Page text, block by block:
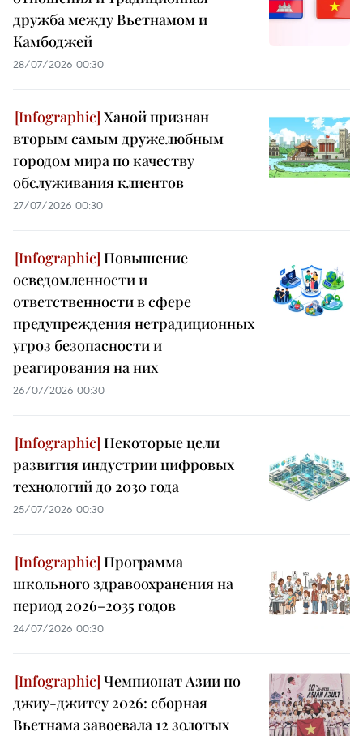
дружба между Вьетнамом и
Камбоджей
28/07/2026 00:30
Ханой признан
вторым самым дружелюбным
городом мира по качеству
обслуживания клиентов
27/07/2026 00:30
Повышение
осведомленности и
ответственности в сфере
предупреждения нетрадиционных
угроз безопасности и
реагирования на них
26/07/2026 00:30
Некоторые цели
развития индустрии цифровых
технологий до 2030 года
25/07/2026 00:30
Программа
школьного здравоохранения на
период 2026–2035 годов
24/07/2026 00:30
Чемпионат Азии по
джиу-джитсу 2026: сборная
Вьетнама завоевала 12 золотых